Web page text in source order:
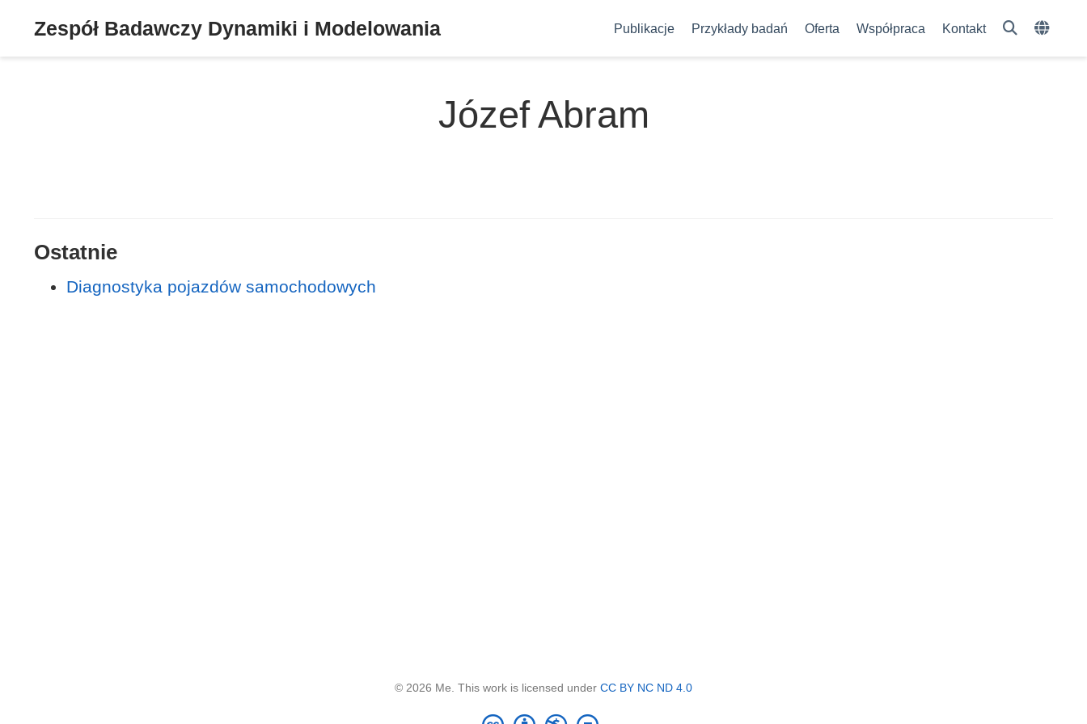
Zespół Badawczy Dynamiki i Modelowania Publikacje Przykłady badań Oferta Współpraca Kontakt
Józef Abram
Ostatnie
Diagnostyka pojazdów samochodowych
© 2026 Me. This work is licensed under CC BY NC ND 4.0